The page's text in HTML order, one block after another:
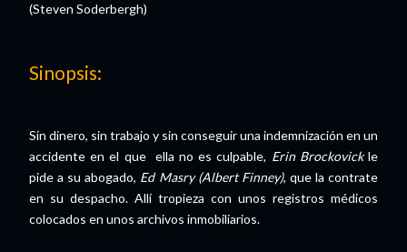
(Steven Soderbergh)
Sinopsis:
Sin dinero, sin trabajo y sin conseguir una indemnización en un
accidente en el que ella no es culpable, Erin Brockovickle
pide a su abogado, Ed Masry (Albert Finney), que la contrate
en su despacho. Allí tropieza con unos registros médicos
colocados en unos archivos inmobiliarios.